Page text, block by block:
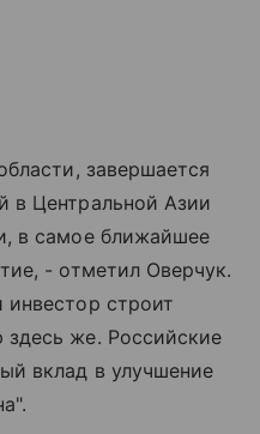
завершается
в Центральной Азии
в самое ближайшее
- отметил Оверчук.
строит
же. Российские
вклад в улучшение